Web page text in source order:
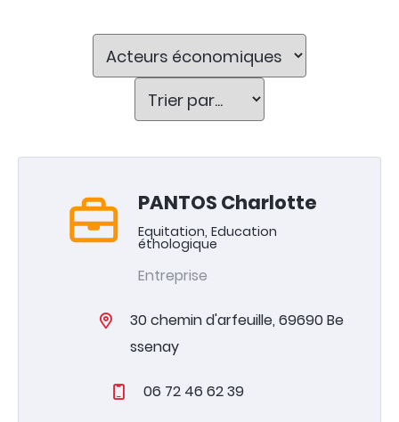
PANTOS Charlotte
Equitation, Education
éthologique
Entreprise
30 chemin d'arfeuille, 69690 Be
ssenay
06 72 46 62 39